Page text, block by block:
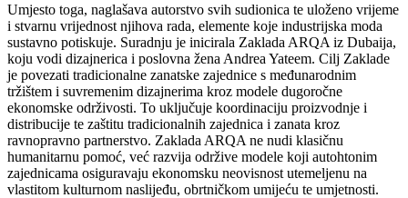
Umjesto toga, naglašava autorstvo svih sudionica te uloženo vrijeme
i stvarnu vrijednost njihova rada, elemente koje industrijska moda
sustavno potiskuje. Suradnju je inicirala Zaklada ARQA iz Dubaija,
koju vodi dizajnerica i poslovna žena Andrea Yateem. Cilj Zaklade
je povezati tradicionalne zanatske zajednice s međunarodnim
tržištem i suvremenim dizajnerima kroz modele dugoročne
ekonomske održivosti. To uključuje koordinaciju proizvodnje i
distribucije te zaštitu tradicionalnih zajednica i zanata kroz
ravnopravno partnerstvo. Zaklada ARQA ne nudi klasičnu
humanitarnu pomoć, već razvija održive modele koji autohtonim
zajednicama osiguravaju ekonomsku neovisnost utemeljenu na
vlastitom kulturnom naslijeđu, obrtničkom umijeću te umjetnosti.